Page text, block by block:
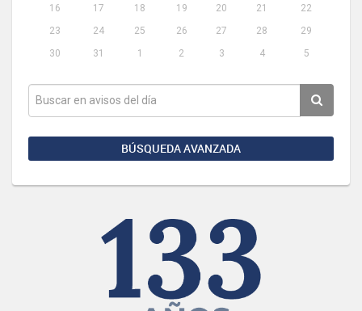
16
17 18 19 20 21
22
23
24 25 26 27 28
29
30
31 1 2 3 4 5
BÚSQUEDA AVANZADA